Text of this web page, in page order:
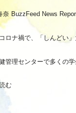
奈 BuzzFeed News
ロナ禍で、「しんどい」
管理センターで多くの
む